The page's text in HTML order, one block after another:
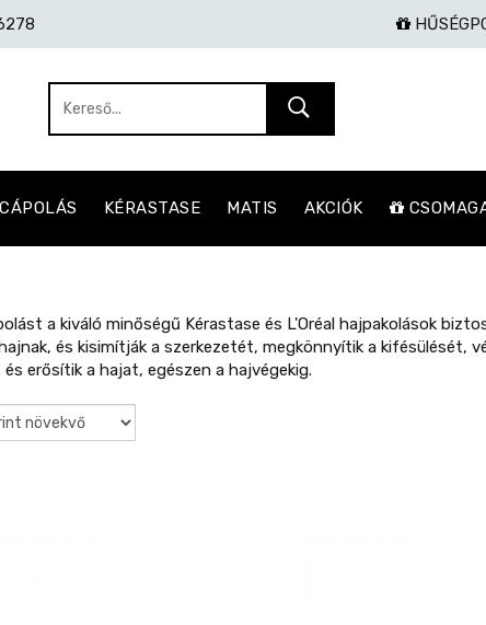
KÉRASTASE MATIS AKCIÓK
a kiváló minőségű Kérastase és L'Oréal hajpakolások
és kisimítják a szerkezetét, megkönnyítik a kifésülését,
erősítik a hajat, egészen a hajvégekig.